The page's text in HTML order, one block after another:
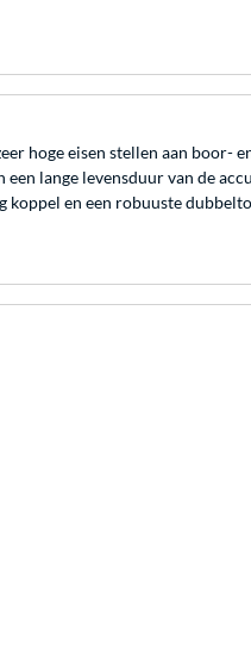
hoge eisen stellen aan boor-
lange levensduur van de
koppel en een robuuste